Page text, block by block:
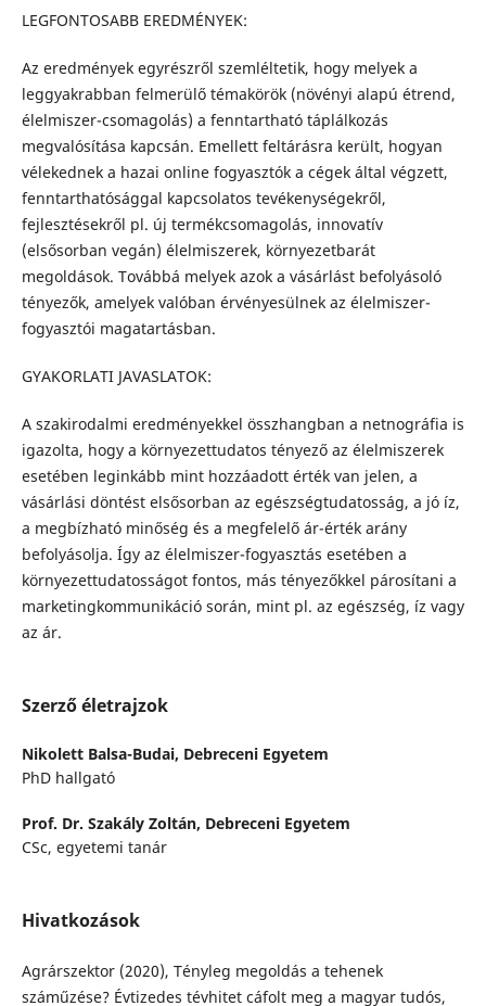
LEGFONTOSABB EREDMÉNYEK:
Az eredmények egyrészről szemléltetik, hogy melyek a
leggyakrabban felmerülő témakörök (növényi alapú étrend,
élelmiszer-csomagolás) a fenntartható táplálkozás
megvalósítása kapcsán. Emellett feltárásra került, hogyan
vélekednek a hazai online fogyasztók a cégek által végzett,
fenntarthatósággal kapcsolatos tevékenységekről,
fejlesztésekről pl. új termékcsomagolás, innovatív
(elsősorban vegán) élelmiszerek, környezetbarát
megoldások. Továbbá melyek azok a vásárlást befolyásoló
tényezők, amelyek valóban érvényesülnek az élelmiszer-
fogyasztói magatartásban.
GYAKORLATI JAVASLATOK:
A szakirodalmi eredményekkel összhangban a netnográfia is
igazolta, hogy a környezettudatos tényező az élelmiszerek
esetében leginkább mint hozzáadott érték van jelen, a
vásárlási döntést elsősorban az egészségtudatosság, a jó íz,
a megbízható minőség és a megfelelő ár-érték arány
befolyásolja. Így az élelmiszer-fogyasztás esetében a
környezettudatosságot fontos, más tényezőkkel párosítani a
marketingkommunikáció során, mint pl. az egészség, íz vagy
az ár.
Szerző életrajzok
Nikolett Balsa-Budai, Debreceni Egyetem
PhD hallgató
Prof. Dr. Szakály Zoltán, Debreceni Egyetem
CSc, egyetemi tanár
Hivatkozások
Agrárszektor (2020), Tényleg megoldás a tehenek
száműzése? Évtizedes tévhitet cáfolt meg a magyar tudós,